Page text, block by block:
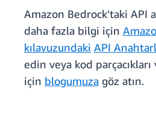
Amazon Bedrock'taki API
daha fazla bilgi için
kılavuzundaki API
edin veya kod
için blogumuza göz atın.